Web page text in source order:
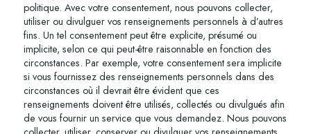
politique. Avec votre consentement, nous pouvons collecter,
utiliser ou divulguer vos renseignements personnels à d’autres
fins. Un tel consentement peut être explicite, présumé ou
implicite, selon ce qui peut-être raisonnable en fonction des
circonstances. Par exemple, votre consentement sera implicite
si vous fournissez des renseignements personnels dans des
circonstances où il devrait être évident que ces
renseignements doivent être utilisés, collectés ou divulgués afin
de vous fournir un service que vous demandez. Nous pouvons